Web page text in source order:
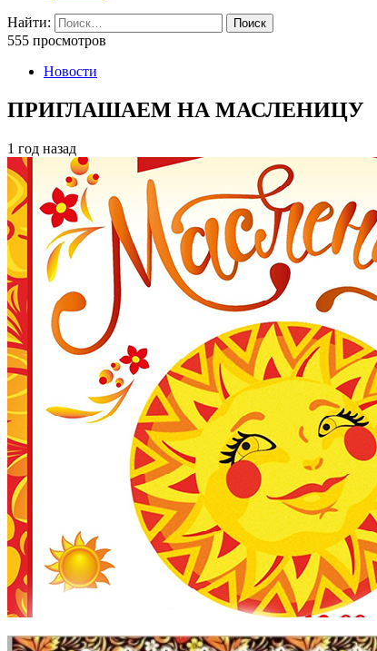
Найти:
555 просмотров
Новости
ПРИГЛАШАЕМ НА МАСЛЕНИЦУ
1 год назад